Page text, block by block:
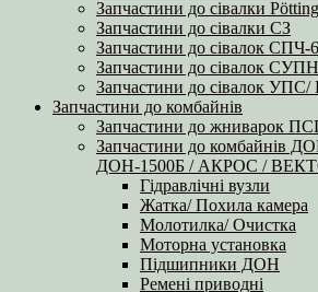
Запчастини до сівалки
Запчастини до сівалки СЗ
Запчастини до сівалок
Запчастини до сівалок
Запчастини до сівалок
Запчастини до комбайнів
Запчастини до жниварок
Запчастини до комбайнів
ДОН-1500Б / АКРОС /
Гідравлічні вузли
Жатка/ Похила камера
Молотилка/ Очистка
Моторна установка
Підшипники ДОН
Ремені приводні